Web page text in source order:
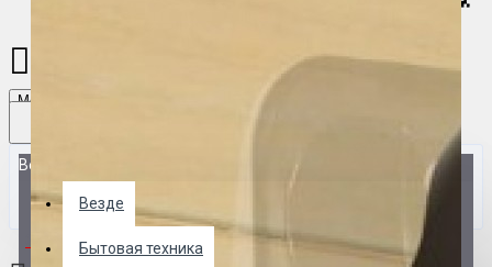
Menu
Везде
Везде
Бытовая техника
0 товар(ов) - 0 р.